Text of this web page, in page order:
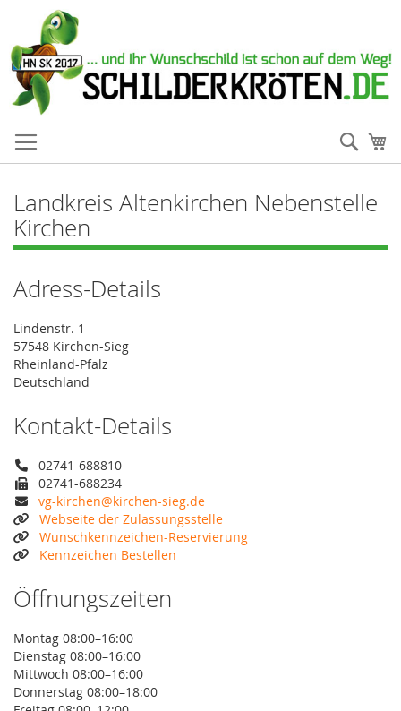
Landkreis Altenkirchen Nebenstelle
Kirchen
Adress-Details
Lindenstr. 1
57548 Kirchen-Sieg
Rheinland-Pfalz
Deutschland
Kontakt-Details
02741-688810
02741-688234
vg-kirchen@kirchen-sieg.de
Webseite der Zulassungsstelle
Wunschkennzeichen-Reservierung
Kennzeichen Bestellen
Öffnungszeiten
Montag 08:00–16:00
Dienstag 08:00–16:00
Mittwoch 08:00–16:00
Donnerstag 08:00–18:00